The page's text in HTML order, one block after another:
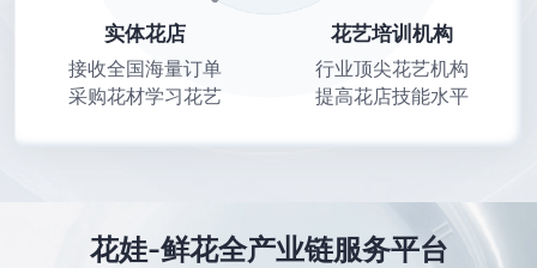
实体花店
接收全国海量订单
采购花材学习花艺
花艺培训机构
行业顶尖花艺机构
提高花店技能水平
花娃-鲜花全产业链服务平台